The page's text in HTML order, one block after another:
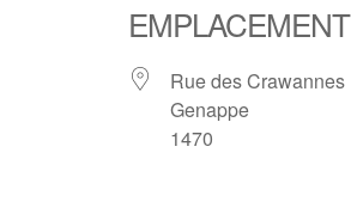
EMPLACEMENT
Rue des Crawannes
Genappe
1470